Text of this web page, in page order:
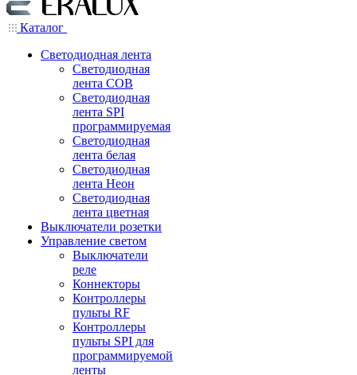
Каталог
Светодиодная лента
Светодиодная
лента COB
Светодиодная
лента SPI
программируемая
Светодиодная
лента белая
Светодиодная
лента Неон
Светодиодная
лента цветная
Выключатели розетки
Управление светом
Выключатели
реле
Коннекторы
Контроллеры
пульты RF
Контроллеры
пульты SPI для
программируемой
ленты